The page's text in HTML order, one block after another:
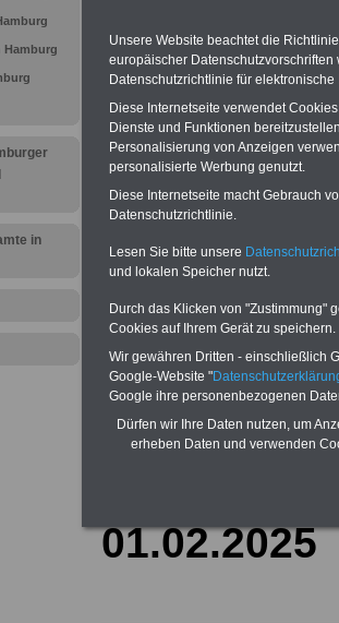
Hamburg
in
25,00 Euro: Wissenswertes für
und Beamte,
(Bund/Länder) sowie Beihilferecht in
Ländern. Alle drei Ratgeber sind
gegliedert und erläutern auch
Sachverhalte verständlich (auch für
Mitarbeiterinnen und Mitarbeiter
öffentlichen Dienstes in der
Hansestadt Hamburggeeignet).
BEHÖRDEN-ABO >>>hier bestellen
ACHTUNG Neue Broschüre zum
Beamtinnen & Beamte in Bund und
durch eine Neuordnung der
und
01.02.2025
Unsere Website beachtet die
europäischer
Datenschutzrichtlinie für
Diese Internetseite verwendet
Dienste und Funktionen
Personalisierung von Anzeigen
personalisierte Werbung genutzt.
Diese Internetseite macht Gebrauch
Datenschutzrichtlinie.
Lesen Sie bitte unsere
und lokalen Speicher nutzt.
Durch das Klicken von "Zustimmung"
Cookies auf Ihrem Gerät zu speichern.
Wir gewähren Dritten - einschließlich
Google-Website "
Google ihre personenbezogenen
Dürfen wir Ihre Daten nutzen, um
erheben Daten und verwenden